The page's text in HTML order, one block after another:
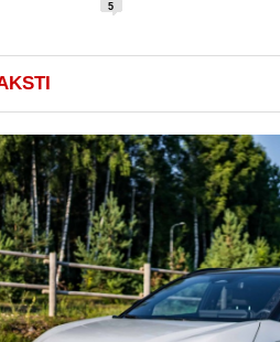
5